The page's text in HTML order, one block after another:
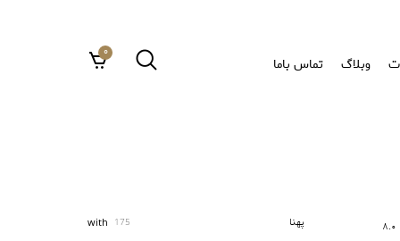
وبلاگ تماس باما
0
8.0 پهنا with 175